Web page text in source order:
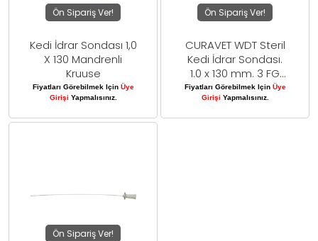
Ön Sipariş Ver!
Kedi İdrar Sondası 1,0
X 130 Mandrenli
Kruuse
Fiyatları Görebilmek Için Üye
Girişi Yapmalısınız.
Ön Sipariş Ver!
CURAVET WDT Steril
Kedi İdrar Sondası.
1.0 x 130 mm. 3 FG
Mandrensiz
Fiyatları Görebilmek Için Üye
Girişi Yapmalısınız.
Ön Sipariş Ver!